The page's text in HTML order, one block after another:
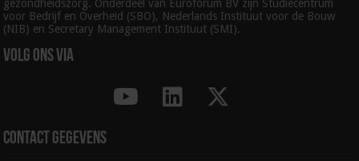
gezondheidszorg. Onderdeel van Euroforum BV zijn Studiecentrum
voor Bedrijf en Overheid (SBO), Nederlands Instituut voor de Bouw
(NIB) en Secretary Management Instituut (SMI).
Volg ons via
Contact gegevens